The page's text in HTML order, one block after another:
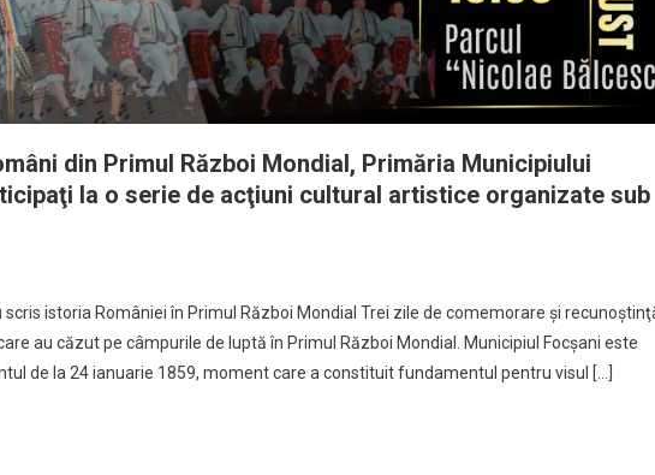
din Primul Război Mondial, Primăria Municipiului
la o serie de acţiuni cultural artistice organizate sub
scris istoria României în Primul Război Mondial Trei zile de comemorare şi
au căzut pe câmpurile de luptă în Primul Război Mondial. Municipiul Focșani este
de la 24 ianuarie 1859, moment care a constituit fundamentul pentru visul […]